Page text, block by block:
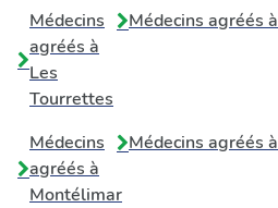
Médecins
agréés à
Les
Tourrettes
Médecins agréés à
Médecins
agréés à
Montélimar
Médecins agréés à